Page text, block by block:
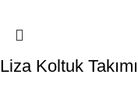
Liza Koltuk Takımı